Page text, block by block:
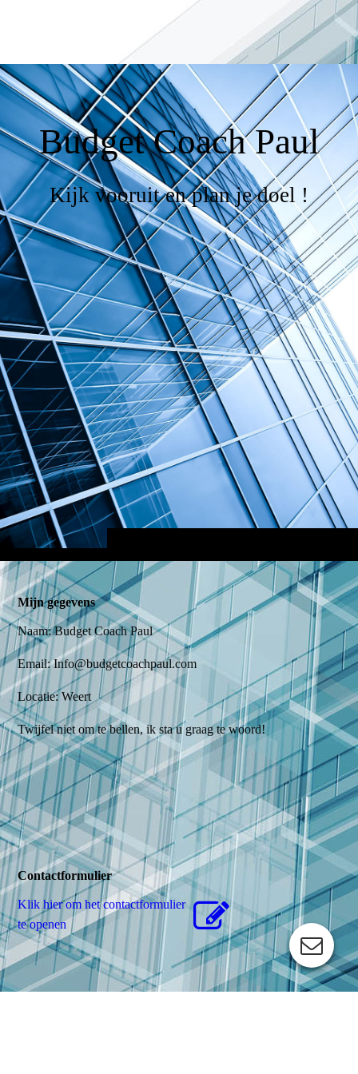
Budget Coach Paul
Kijk vooruit en plan je doel !
Mijn gegevens
Naam: Budget Coach Paul
Email: Info@budgetcoachpaul.com
Locatie: Weert
Twijfel niet om te bellen, ik sta u graag te woord!
Contactformulier
Klik hier om het contactformulier
te openen